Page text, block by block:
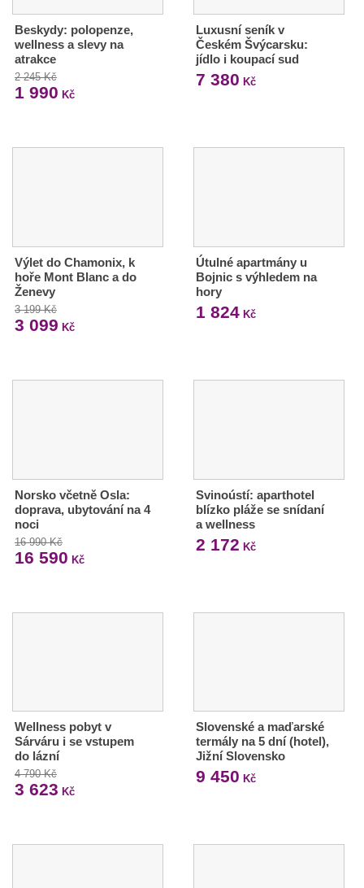
Beskydy: polopenze,
wellness a slevy na
atrakce
2 245 Kč
1 990 Kč
Luxusní seník v
Českém Švýcarsku:
jídlo i koupací sud
7 380 Kč
Výlet do Chamonix, k
hoře Mont Blanc a do
Ženevy
3 199 Kč
3 099 Kč
Útulné apartmány u
Bojnic s výhledem na
hory
1 824Kč
Norsko včetně Osla:
doprava, ubytování na 4
noci
16 990 Kč
16 590 Kč
Svinoústí: aparthotel
blízko pláže se snídaní
a wellness
2 172 Kč
Wellness pobyt v
Sárváru i se vstupem
do lázní
4 790 Kč
3 623 Kč
Slovenské a maďarské
termály na 5 dní (hotel),
Jižní Slovensko
9 450 Kč